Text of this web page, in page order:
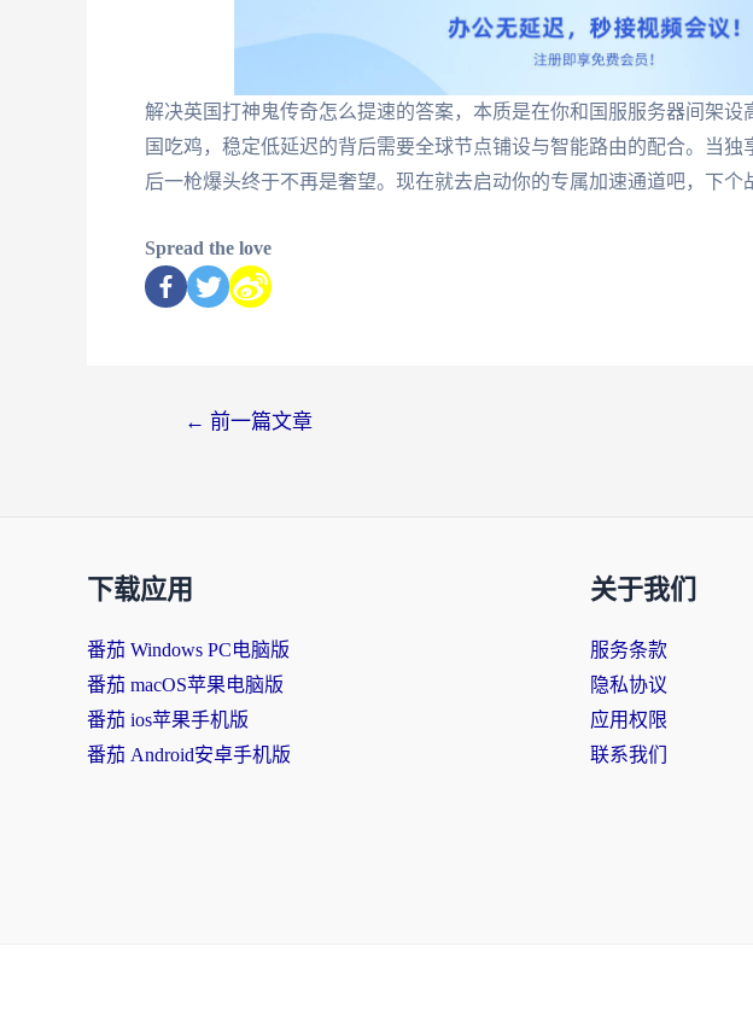
解决英国打神鬼传奇怎么提速的答案，本质是在你和国服服务器间架设
国吃鸡，稳定低延迟的背后需要全球节点铺设与智能路由的配合。当
后一枪爆头终于不再是奢望。现在就去启动你的专属加速通道吧，下个
Spread the love
← 前一篇文章
下载应用
番茄 Windows PC电脑版
番茄 macOS苹果电脑版
番茄 ios苹果手机版
番茄 Android安卓手机版
关于我们
服务条款
隐私协议
应用权限
联系我们